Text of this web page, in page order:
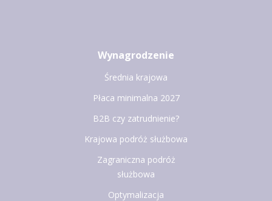
Wynagrodzenie
Średnia krajowa
Płaca minimalna 2027
B2B czy zatrudnienie?
Krajowa podróż służbowa
Zagraniczna podróż
służbowa
Optymalizacja